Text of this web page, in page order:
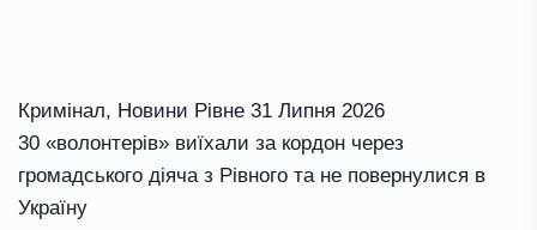
Кримінал, Новини Рівне 31 Липня 2026
30 «волонтерів» виїхали за кордон через
громадського діяча з Рівного та не повернулися в
Україну